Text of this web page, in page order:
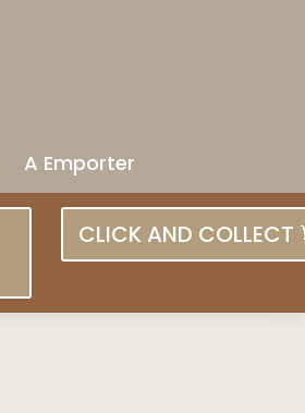
A Emporter
CLICK AND COLLECT